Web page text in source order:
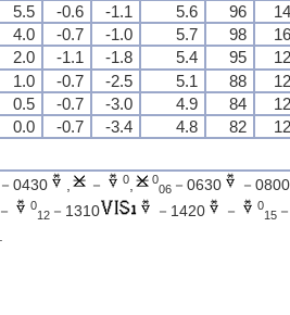
5.5 -0.6 -1.1 5.6 96
4.0 -0.7 -1.0 5.7 98
2.0 -1.1 -1.8 5.4 95
1.0 -0.7 -2.5 5.1 88
0.5 -0.7 -3.0 4.9 84
0.0 -0.7 -3.4 4.8 82
－0430 － 0, 0
06－0630
－
－ 0
12－1310 －1420 － 0
15